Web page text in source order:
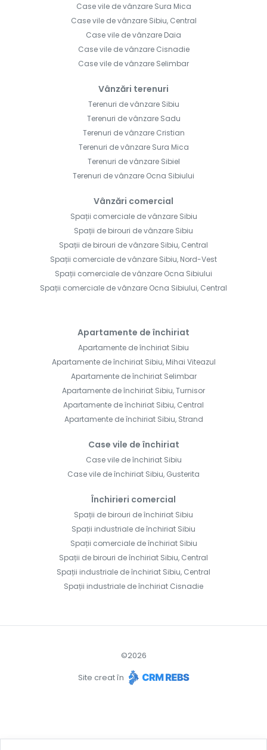
Case vile de vânzare Sura Mica
Case vile de vânzare Sibiu, Central
Case vile de vânzare Daia
Case vile de vânzare Cisnadie
Case vile de vânzare Selimbar
Vânzări terenuri
Terenuri de vânzare Sibiu
Terenuri de vânzare Sadu
Terenuri de vânzare Cristian
Terenuri de vânzare Sura Mica
Terenuri de vânzare Sibiel
Terenuri de vânzare Ocna Sibiului
Vânzări comercial
Spații comerciale de vânzare Sibiu
Spații de birouri de vânzare Sibiu
Spații de birouri de vânzare Sibiu, Central
Spații comerciale de vânzare Sibiu, Nord-Vest
Spații comerciale de vânzare Ocna Sibiului
Spații comerciale de vânzare Ocna Sibiului, Central
Apartamente de închiriat
Apartamente de închiriat Sibiu
Apartamente de închiriat Sibiu, Mihai Viteazul
Apartamente de închiriat Selimbar
Apartamente de închiriat Sibiu, Turnisor
Apartamente de închiriat Sibiu, Central
Apartamente de închiriat Sibiu, Strand
Case vile de închiriat
Case vile de închiriat Sibiu
Case vile de închiriat Sibiu, Gusterita
Închirieri comercial
Spații de birouri de închiriat Sibiu
Spații industriale de închiriat Sibiu
Spații comerciale de închiriat Sibiu
Spații de birouri de închiriat Sibiu, Central
Spații industriale de închiriat Sibiu, Central
Spații industriale de închiriat Cisnadie
©2026
Site creat în